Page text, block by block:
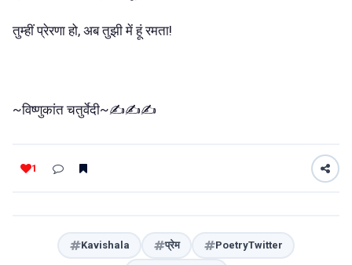
तुम्हीं प्रेरणा हो, अब तुझी में हूं रमता!
~विष्णुकांत चतुर्वेदी~✍️✍️✍️
1
Kavishala प्रेम PoetryTwitter